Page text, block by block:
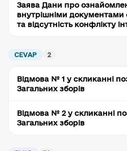
Заява Дани про
внутрішніми документами
та відсутність конфлікту
CEVAP 2
Відмова № 1 у скликанні
Загальних зборів
Відмова № 2 у скликанні
Загальних зборів